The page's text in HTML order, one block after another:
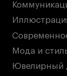
Получить
Мода и
Ювелирный